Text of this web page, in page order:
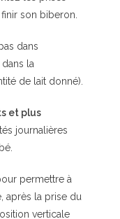
son biberon.
dans
dans la
de lait donné).
et plus
journalières
permettre à
après la prise du
verticale